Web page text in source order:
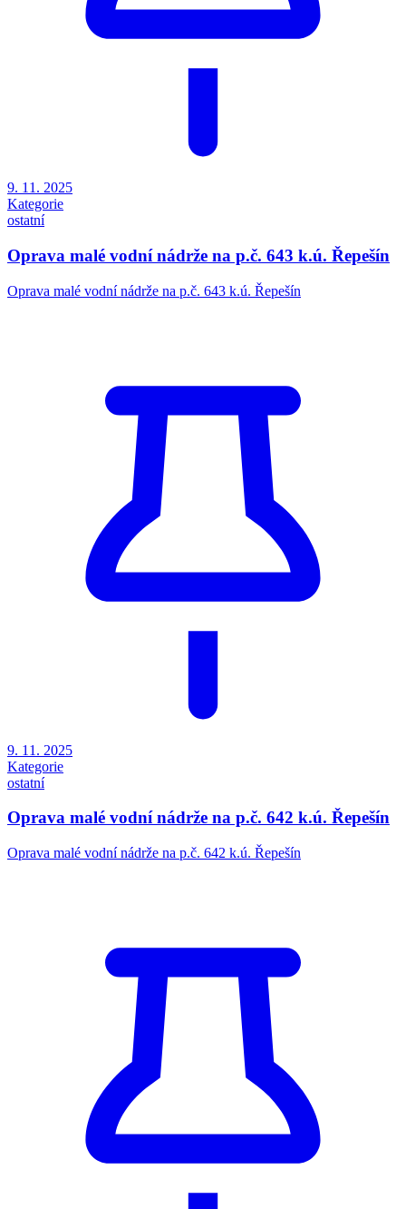
9. 11. 2025
Kategorie
ostatní
Oprava malé vodní nádrže na p.č. 643 k.ú. Řepešín
Oprava malé vodní nádrže na p.č. 643 k.ú. Řepešín
9. 11. 2025
Kategorie
ostatní
Oprava malé vodní nádrže na p.č. 642 k.ú. Řepešín
Oprava malé vodní nádrže na p.č. 642 k.ú. Řepešín